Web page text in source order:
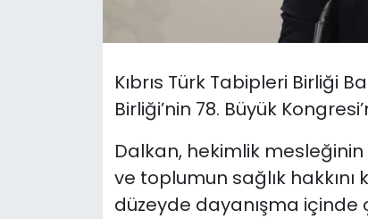
Kıbrıs Türk Tabipleri Birliği
Birliği’nin 78. Büyük
Dalkan, hekimlik mesleğinin
ve toplumun sağlık
düzeyde dayanışma
Politika
Teknoloji